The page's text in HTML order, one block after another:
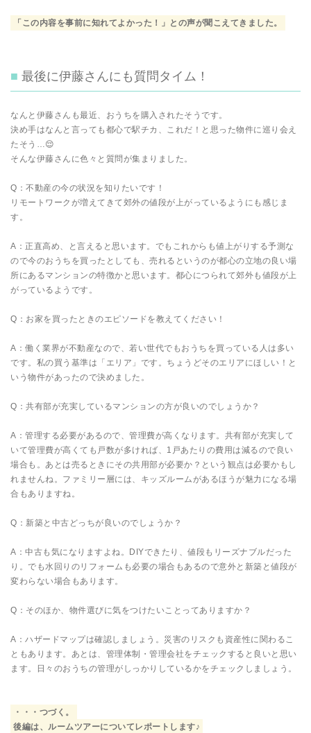
「この内容を事前に知れてよかった！」との声が聞こえてきました。
最後に伊藤さんにも質問タイム！
なんと伊藤さんも最近、おうちを購入されたそうです。
決め手はなんと言っても都心で駅チカ、これだ！と思った物件に巡り会え
たそう…😌
そんな伊藤さんに色々と質問が集まりました。
Q：不動産の今の状況を知りたいです！
リモートワークが増えてきて郊外の値段が上がっているようにも感じま
す。
A：正直高め、と言えると思います。でもこれからも値上がりする予測な
ので今のおうちを買ったとしても、売れるというのが都心の立地の良い場
所にあるマンションの特徴かと思います。都心につられて郊外も値段が上
がっているようです。
Q：お家を買ったときのエピソードを教えてください！
A：働く業界が不動産なので、若い世代でもおうちを買っている人は多い
です。私の買う基準は「エリア」です。ちょうどそのエリアにほしい！と
いう物件があったので決めました。
Q：共有部が充実しているマンションの方が良いのでしょうか？
A：管理する必要があるので、管理費が高くなります。共有部が充実して
いて管理費が高くても戸数が多ければ、1戸あたりの費用は減るので良い
場合も。あとは売るときにその共用部が必要か？という観点は必要かもし
れませんね。ファミリー層には、キッズルームがあるほうが魅力になる場
合もありますね。
Q：新築と中古どっちが良いのでしょうか？
A：中古も気になりますよね。DIYできたり、値段もリーズナブルだった
り。でも水回りのリフォームも必要の場合もあるので意外と新築と値段が
変わらない場合もあります。
Q：そのほか、物件選びに気をつけたいことってありますか？
A：ハザードマップは確認しましょう。災害のリスクも資産性に関わるこ
ともあります。あとは、管理体制・管理会社をチェックすると良いと思い
ます。日々のおうちの管理がしっかりしているかをチェックしましょう。
・・・つづく。
後編は、ルームツアーについてレポートします♪